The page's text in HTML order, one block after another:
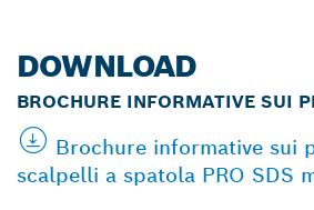
DOWNLOAD
BROCHURE INFORMATIVE SUI
Brochure informative sui
scalpelli a spatola PRO SDS